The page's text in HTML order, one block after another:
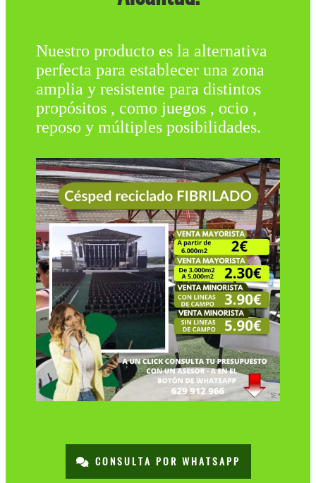
Nuestro producto es la alternativa
perfecta para establecer una zona
amplia y resistente para distintos
propósitos , como juegos , ocio ,
reposo y múltiples posibilidades.
CONSULTA POR WHATSAPP